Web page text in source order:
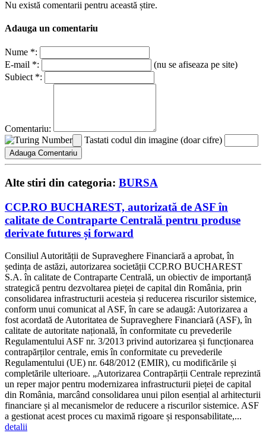
Nu există comentarii pentru această știre.
Adauga un comentariu
Nume *:
E-mail *:
(nu se afiseaza pe site)
Subiect *:
Comentariu:
Tastati codul din imagine (doar cifre)
Alte stiri din categoria: BURSA
CCP.RO BUCHAREST, autorizată de ASF în
calitate de Contraparte Centrală pentru produse
derivate futures și forward
Consiliul Autorității de Supraveghere Financiară a aprobat, în
ședința de astăzi, autorizarea societății CCP.RO BUCHAREST
S.A. în calitate de Contraparte Centrală, un obiectiv de importanță
strategică pentru dezvoltarea pieței de capital din România, prin
consolidarea infrastructurii acesteia și reducerea riscurilor sistemice,
conform unui comunicat al ASF, în care se adaugă: Autorizarea a
fost acordată de Autoritatea de Supraveghere Financiară (ASF), în
calitate de autoritate națională, în conformitate cu prevederile
Regulamentului ASF nr. 3/2013 privind autorizarea și funcționarea
contrapărților centrale, emis în conformitate cu prevederile
Regulamentului (UE) nr. 648/2012 (EMIR), cu modificările și
completările ulterioare. „Autorizarea Contrapărții Centrale reprezintă
un reper major pentru modernizarea infrastructurii pieței de capital
din România, marcând consolidarea unui pilon esențial al arhitecturii
financiare și al mecanismelor de reducere a riscurilor sistemice. ASF
a gestionat acest proces cu maximă rigoare și responsabilitate,...
detalii